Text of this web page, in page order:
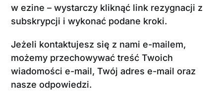
w ezine – wystarczy kliknąć link rezygnacji z
subskrypcji i wykonać podane kroki.
Jeżeli kontaktujesz się z nami e-mailem,
możemy przechowywać treść Twoich
wiadomości e-mail, Twój adres e-mail oraz
nasze odpowiedzi.